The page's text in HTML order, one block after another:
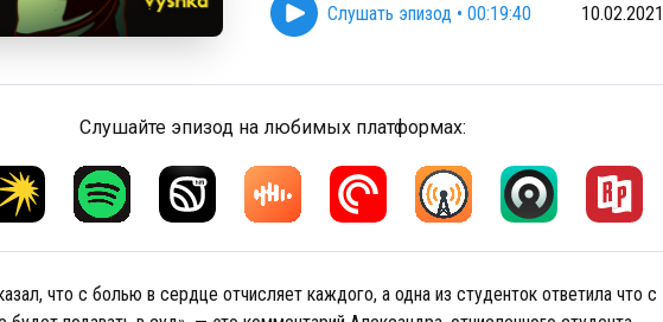
Слушать эпизод • 00:19:40 10.02.2021
Слушайте эпизод на любимых платформах:
что с болью в сердце отчисляет каждого, а одна из студенток ответила что с